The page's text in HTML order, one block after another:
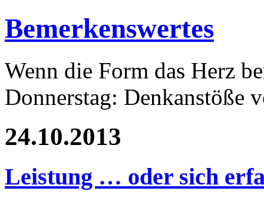
Bemerkenswertes
Wenn die Form das Herz
Donnerstag: Denkanstöße
24.10.2013
Leistung … oder sich